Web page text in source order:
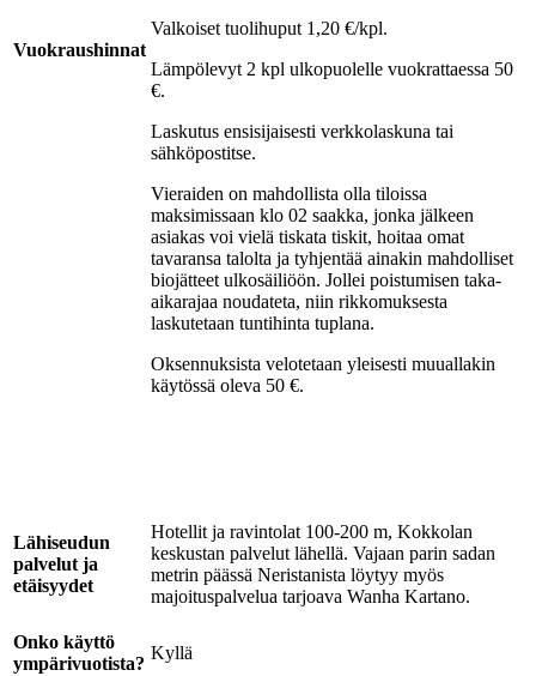
Vuokraushinnat
Valkoiset tuolihuput 1,20 €/kpl.
Lämpölevyt 2 kpl ulkopuolelle vuokrattaessa 50
€.
Laskutus ensisijaisesti verkkolaskuna tai
sähköpostitse.
Vieraiden on mahdollista olla tiloissa
maksimissaan klo 02 saakka, jonka jälkeen
asiakas voi vielä tiskata tiskit, hoitaa omat
tavaransa talolta ja tyhjentää ainakin mahdolliset
biojätteet ulkosäiliöön. Jollei poistumisen taka-
aikarajaa noudateta, niin rikkomuksesta
laskutetaan tuntihinta tuplana.
Oksennuksista velotetaan yleisesti muuallakin
käytössä oleva 50 €.
Lähiseudun
palvelut ja
etäisyydet
Hotellit ja ravintolat 100-200 m, Kokkolan
keskustan palvelut lähellä. Vajaan parin sadan
metrin päässä Neristanista löytyy myös
majoituspalvelua tarjoava Wanha Kartano.
Onko käyttö
ympärivuotista?
Kyllä